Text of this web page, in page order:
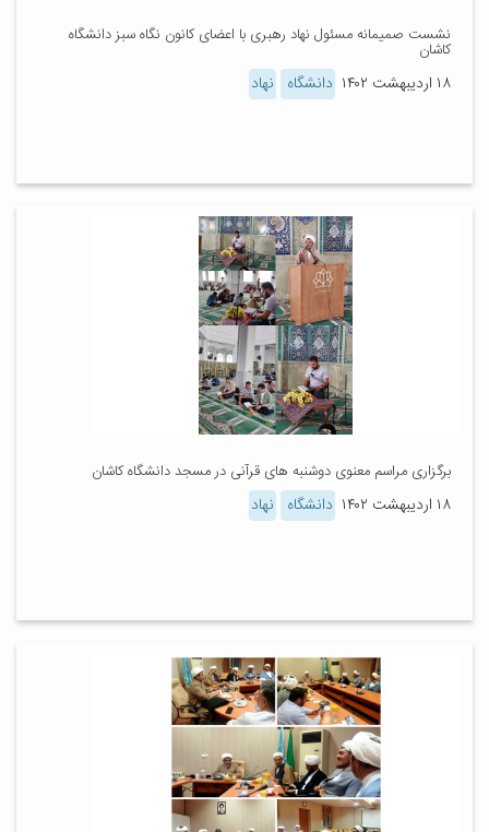
نشست صمیمانه مسئول نهاد رهبری با اعضای کانون نگاه سبز دانشگاه
کاشان
۱۸ اردیبهشت ۱۴۰۲ دانشگاه نهاد
برگزاری مراسم معنوی دوشنبه های قرآنی در مسجد دانشگاه کاشان
۱۸ اردیبهشت ۱۴۰۲ دانشگاه نهاد